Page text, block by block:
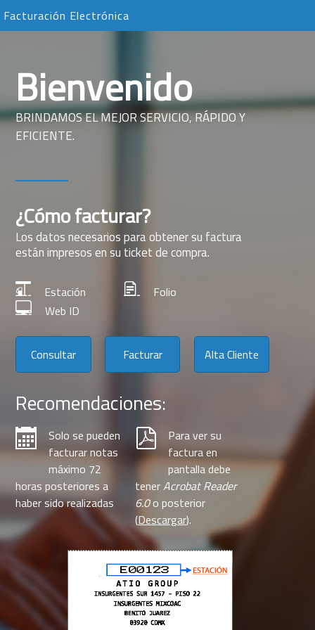
Facturación Electrónica
Bienvenido
BRINDAMOS EL MEJOR SERVICIO, RÁPIDO Y
EFICIENTE.
¿Cómo facturar?
Los datos necesarios para obtener su factura
están impresos en su ticket de compra.
Estación
Folio
Web ID
Consultar Facturar Alta Cliente
Recomendaciones:
Solo se pueden
facturar notas
máximo 72
horas posteriores a
haber sido realizadas
Para ver su
factura en
pantalla debe
tenerAcrobat Reader
6.0o posterior
(Descargar).